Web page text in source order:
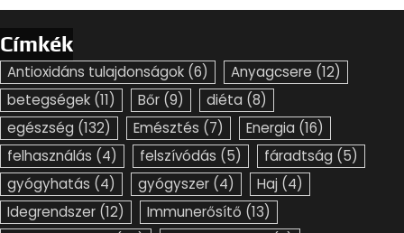
Címkék
Antioxidáns tulajdonságok (6) Anyagcsere (12)
betegségek (11) Bőr (9) diéta (8)
egészség (132) Emésztés (7) Energia (16)
felhasználás (4) felszívódás (5) fáradtság (5)
gyógyhatás (4) gyógyszer (4) Haj (4)
Idegrendszer (12) Immunerősítő (13)